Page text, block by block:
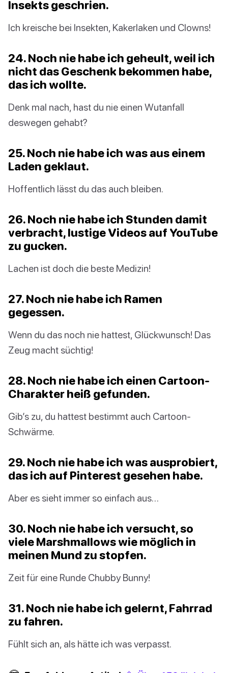
Insekts geschrien.
Ich kreische bei Insekten, Kakerlaken und Clowns!
24. Noch nie habe ich geheult, weil ich
nicht das Geschenk bekommen habe,
das ich wollte.
Denk mal nach, hast du nie einen Wutanfall
deswegen gehabt?
25. Noch nie habe ich was aus einem
Laden geklaut.
Hoffentlich lässt du das auch bleiben.
26. Noch nie habe ich Stunden damit
verbracht, lustige Videos auf YouTube
zu gucken.
Lachen ist doch die beste Medizin!
27. Noch nie habe ich Ramen
gegessen.
Wenn du das noch nie hattest, Glückwunsch! Das
Zeug macht süchtig!
28. Noch nie habe ich einen Cartoon-
Charakter heiß gefunden.
Gib’s zu, du hattest bestimmt auch Cartoon-
Schwärme.
29. Noch nie habe ich was ausprobiert,
das ich auf Pinterest gesehen habe.
Aber es sieht immer so einfach aus…
30. Noch nie habe ich versucht, so
viele Marshmallows wie möglich in
meinen Mund zu stopfen.
Zeit für eine Runde Chubby Bunny!
31. Noch nie habe ich gelernt, Fahrrad
zu fahren.
Fühlt sich an, als hätte ich was verpasst.